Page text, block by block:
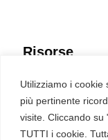
Utilizziamo i cookie
più pertinente
visite. Cliccando su
TUTTI i cookie.
Risorse
Eventi
Fumetto Cyber
Newsletter
Servizi
Pubblicità